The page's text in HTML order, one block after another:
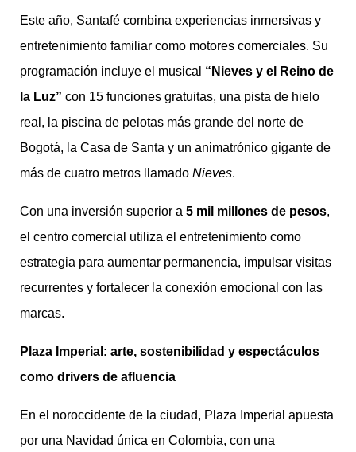
Este año, Santafé combina experiencias inmersivas y
entretenimiento familiar como motores comerciales. Su
programación incluye el musical “Nieves y el Reino de
la Luz” con 15 funciones gratuitas, una pista de hielo
real, la piscina de pelotas más grande del norte de
Bogotá, la Casa de Santa y un animatrónico gigante de
más de cuatro metros llamado Nieves.
Con una inversión superior a 5 mil millones de pesos,
el centro comercial utiliza el entretenimiento como
estrategia para aumentar permanencia, impulsar visitas
recurrentes y fortalecer la conexión emocional con las
marcas.
Plaza Imperial: arte, sostenibilidad y espectáculos
como drivers de afluencia
En el noroccidente de la ciudad, Plaza Imperial apuesta
por una Navidad única en Colombia, con una